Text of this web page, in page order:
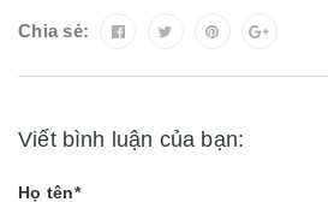
Chia sẻ:
Viết bình luận của bạn:
Họ tên*